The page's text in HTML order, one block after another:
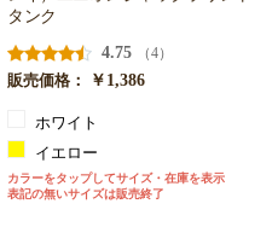
タンク
4.75
（4）
販売価格：
￥1,386
ホワイト
イエロー
カラーをタップしてサイズ・在庫を表示
表記の無いサイズは販売終了